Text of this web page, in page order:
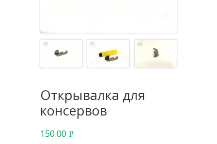
Открывалка для
консервов
150.00 Р